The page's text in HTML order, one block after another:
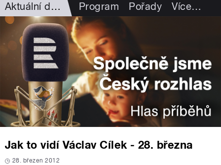
Aktuální dění Program Pořady Více…
Jak to vidí Václav Cílek - 28. března
28. březen 2012